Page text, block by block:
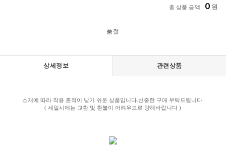
총 상품 금액 0 원
품절
상세정보 관련상품
소재에 따라 착용 흔적이 남기 쉬운 상품입니다.신중한 구매 부탁드립니다.
( 세일시에는 교환 및 환불이 어려우므로 양해바랍니다 )